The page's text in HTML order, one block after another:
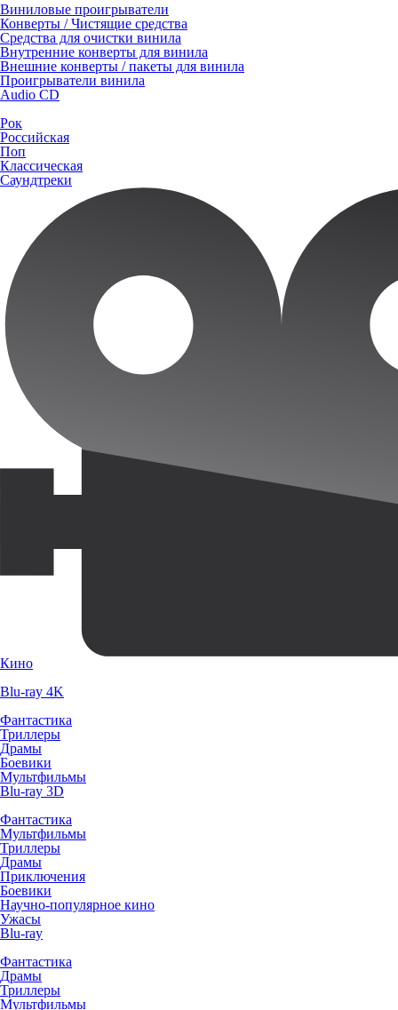
Виниловые проигрыватели
Конверты / Чистящие средства
Средства для очистки винила
Внутренние конверты для винила
Внешние конверты / пакеты для винила
Проигрыватели винила
Audio CD
Рок
Российская
Поп
Классическая
Саундтреки
Кино
Blu-ray 4K
Фантастика
Триллеры
Драмы
Боевики
Мультфильмы
Blu-ray 3D
Фантастика
Мультфильмы
Триллеры
Драмы
Приключения
Боевики
Научно-популярное кино
Ужасы
Blu-ray
Фантастика
Драмы
Триллеры
Мультфильмы